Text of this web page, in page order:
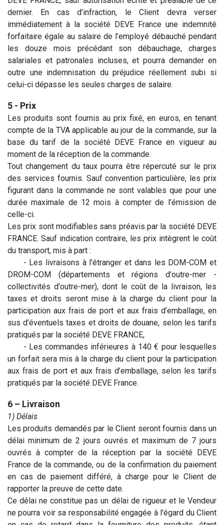
dernier. En cas d’infraction, le Client devra verser
immédiatement à la société DEVE France une indemnité
forfaitaire égale au salaire de l’employé débauché pendant
les douze mois précédant son débauchage, charges
salariales et patronales incluses, et pourra demander en
outre une indemnisation du préjudice réellement subi si
celui-ci dépasse les seules charges de salaire.
5 - Prix
Les produits sont fournis au prix fixé, en euros, en tenant
compte de la TVA applicable au jour de la commande, sur la
base du tarif de la société DEVE France en vigueur au
moment de la réception de la commande.
Tout changement du taux pourra être répercuté sur le prix
des services fournis. Sauf convention particulière, les prix
figurant dans la commande ne sont valables que pour une
durée maximale de 12 mois à compter de l’émission de
celle-ci.
Les prix sont modifiables sans préavis par la société DEVE
FRANCE. Sauf indication contraire, les prix intègrent le coût
du transport, mis à part :
​- Les livraisons à l’étranger et dans les DOM-COM et
DROM-COM (départements et régions d'outre-mer -
collectivités d'outre-mer), dont le coût de la livraison, les
taxes et droits seront mise à la charge du client pour la
participation aux frais de port et aux frais d’emballage, en
sus d’éventuels taxes et droits de douane, selon les tarifs
pratiqués par la société DEVE FRANCE,
​- Les commandes inférieures à 140 € pour lesquelles
un forfait sera mis à la charge du client pour la participation
aux frais de port et aux frais d’emballage, selon les tarifs
pratiqués par la société DEVE France.
6 – Livraison
1) Délais
Les produits demandés par le Client seront fournis dans un
délai minimum de 2 jours ouvrés et maximum de 7 jours
ouvrés à compter de la réception par la société DEVE
France de la commande, ou de la confirmation du paiement
en cas de paiement différé, à charge pour le Client de
rapporter la preuve de cette date.
Ce délai ne constitue pas un délai de rigueur et le Vendeur
ne pourra voir sa responsabilité engagée à l'égard du Client